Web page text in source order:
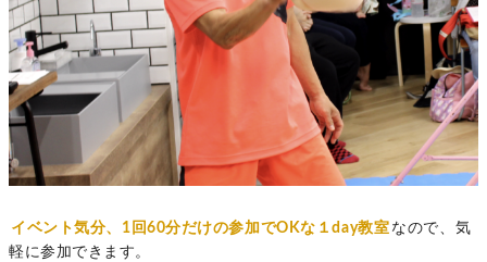
イベント気分、1回60分だけの参加でOKな１day教室 なので、気
軽に参加できます。